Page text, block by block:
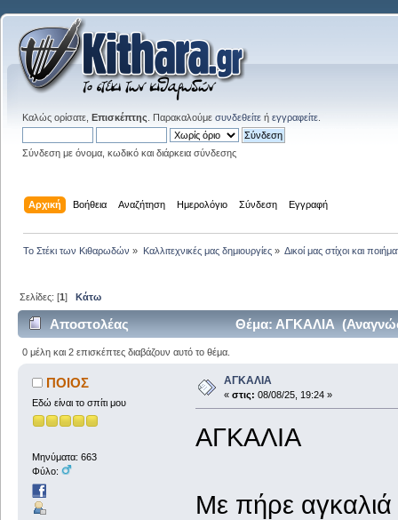
Καλώς ορίσατε, Επισκέπτης . Παρακαλούμε συνδεθείτε ή εγγραφείτε
Σύνδεση με όνομα, κωδικό και διάρκεια σύνδεσης
Αρχική Βοήθεια Αναζήτηση Ημερολόγιο Σύνδεση Εγγραφή
Το Στέκι των Κιθαρωδών » Καλλιτεχνικές μας δημιουργίες» Δικοί μας στίχοι και
Σελίδες: [1]Κάτω
Αποστολέας Θέμα: ΑΓΚΑΛΙΑ
0 μέλη και 2 επισκέπτες διαβάζουν αυτό το θέμα.
ΠΟΙΟΣ
Εδώ είναι το σπίτι μου
Μηνύματα: 663
Φύλο:
ΑΓΚΑΛΙΑ
« στις: 08/08/25, 19:24 »
ΑΓΚΑΛΙΑ
Με πήρε